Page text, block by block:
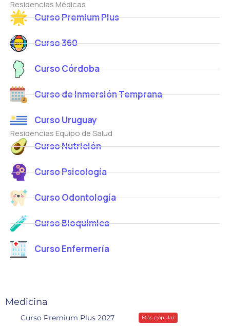
Residencias Médicas
Curso Premium Plus
Curso 360
Curso Córdoba
Curso de Inmersión Temprana
Curso Uruguay
Residencias Equipo de Salud
Curso Nutrición
Curso Psicología
Curso Odontología
Curso Bioquímica
Curso Enfermería
Medicina
Curso Premium Plus 2027 Más popular